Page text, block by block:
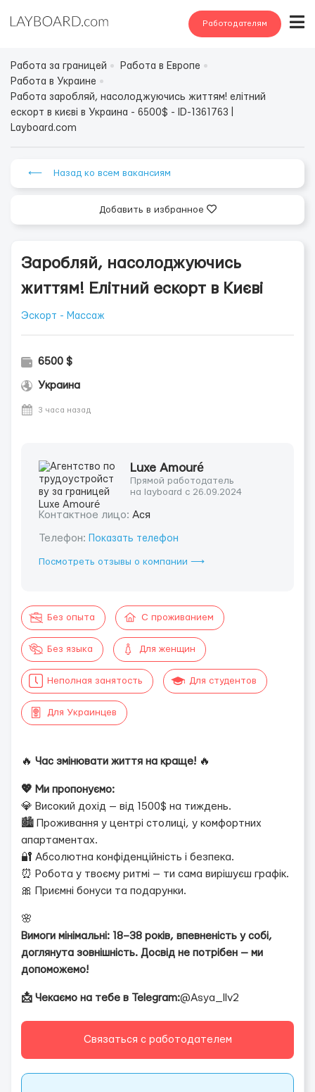
Работодателям
Работа за границей
Работа в Европе
Работа в Украине
Работа заробляй, насолоджуючись життям! елітний
ескорт в києві в Украина - 6500$ - ID-1361763 |
Layboard.com
⟵ Назад ко всем вакансиям
Добавить в избранное
Заробляй, насолоджуючись
життям! Елітний ескорт в Києві
Эскорт - Массаж
6500 $
Украина
3 часа назад
Luxe Amouré
Прямой работодатель
на layboard с 26.09.2024
Контактное лицо: Ася
Телефон: Показать телефон
Посмотреть отзывы о компании ⟶
Без опыта С проживанием
Без языка Для женщин
Неполная занятость Для студентов
Для Украинцев
🔥 Час змінювати життя на краще! 🔥
💖 Ми пропонуємо:
💎 Високий дохід — від 1500$ на тиждень.
🏙 Проживання у центрі столиці, у комфортних
апартаментах.
🔐 Абсолютна конфіденційність і безпека.
⏰ Робота у твоєму ритмі — ти сама вирішуєш графік.
🎀 Приємні бонуси та подарунки.
🌸
Вимоги мінімальні: 18–38 років, впевненість у собі,
доглянута зовнішність. Досвід не потрібен — ми
допоможемо!
📩 Чекаємо на тебе в Telegram:@Asya_llv2
Связаться с работодателем